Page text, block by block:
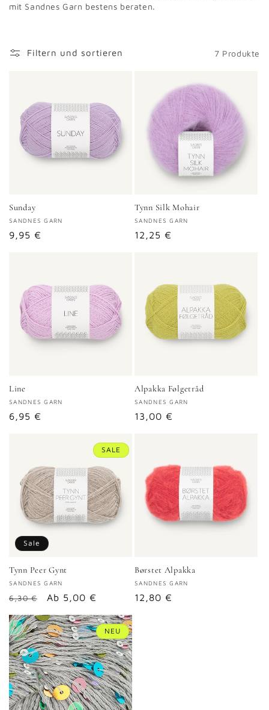
mit Sandnes Garn bestens beraten.
Filtern und sortieren 7 Produkte
Sunday
Anbieter:
SANDNES GARN
Normaler
9,95 €
Tynn Silk Mohair
Anbieter:
SANDNES GARN
Normaler
12,25 €
Line
Anbieter:
SANDNES GARN
Normaler
6,95 €
Alpakka Følgetråd
Anbieter:
SANDNES GARN
Normaler
13,00 €
Sale
SALE
Tynn Peer Gynt
Anbieter:
SANDNES GARN
Normaler
6,30 € Verkaufspreis
Ab 5,00 €
Børstet Alpakka
Anbieter:
SANDNES GARN
Normaler
12,80 €
NEU